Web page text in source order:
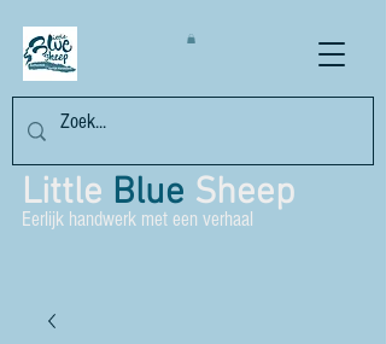
Little Blue Sheep
Eerlijk handwerk met een verhaal